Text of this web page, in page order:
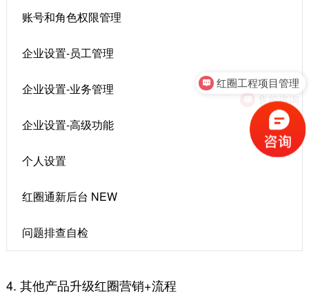
账号和角色权限管理
企业设置-员工管理
企业设置-业务管理
企业设置-高级功能
个人设置
红圈通新后台 NEW
问题排查自检
4. 其他产品升级红圈营销+流程
售前咨询